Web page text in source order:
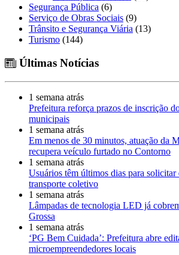
Segurança Pública (6)
Serviço de Obras Sociais (9)
Trânsito e Segurança Viária (13)
Turismo (144)
Últimas Notícias
1 semana atrás
Prefeitura reforça prazos de inscrição
municipais
1 semana atrás
Em menos de 30 minutos, atuação da
recupera veículo furtado no Contorno
1 semana atrás
Usuários têm últimos dias para solicitar
transporte coletivo
1 semana atrás
Lâmpadas de tecnologia LED já
Grossa
1 semana atrás
‘PG Bem Cuidada’: Prefeitura abre
microempreendedores locais